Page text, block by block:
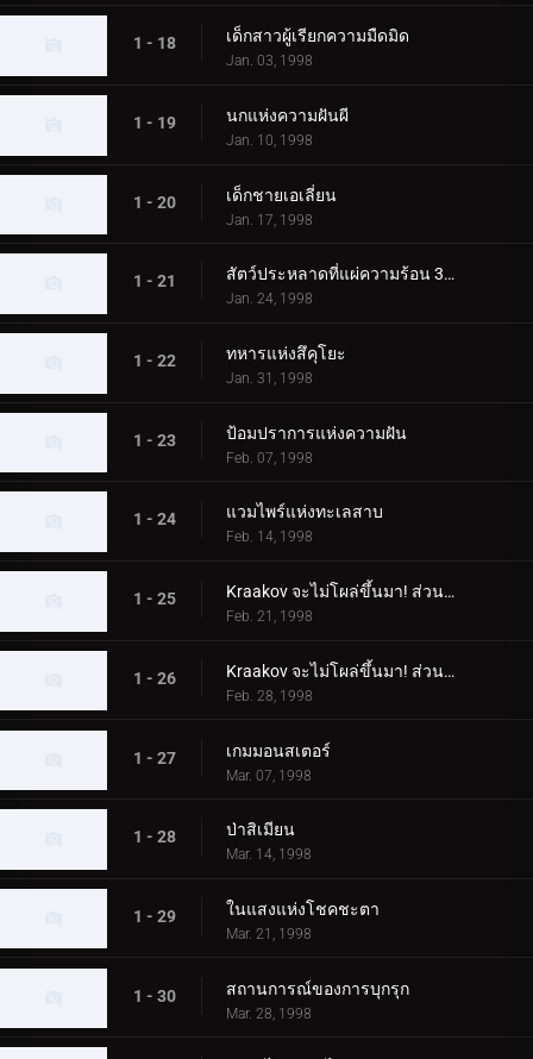
1 - 18 เด็กสาวผู้เรียกความมืดมิด
Jan. 03, 1998
1 - 19 นกแห่งความฝันผี
Jan. 10, 1998
1 - 20 เด็กชายเอเลี่ยน
Jan. 17, 1998
1 - 21 สัตว์ประหลาดที่แผ่ความร้อน 3000 องศา
Jan. 24, 1998
1 - 22 ทหารแห่งสึคุโยะ
Jan. 31, 1998
1 - 23 ป้อมปราการแห่งความฝัน
Feb. 07, 1998
1 - 24 แวมไพร์แห่งทะเลสาบ
Feb. 14, 1998
1 - 25 Kraakov จะไม่โผล่ขึ้นมา! ส่วนที่ 1
Feb. 21, 1998
1 - 26 Kraakov จะไม่โผล่ขึ้นมา! ส่วนที่ 2
Feb. 28, 1998
1 - 27 เกมมอนสเตอร์
Mar. 07, 1998
1 - 28 ป่าสิเมียน
Mar. 14, 1998
1 - 29 ในแสงแห่งโชคชะตา
Mar. 21, 1998
1 - 30 สถานการณ์ของการบุกรุก
Mar. 28, 1998